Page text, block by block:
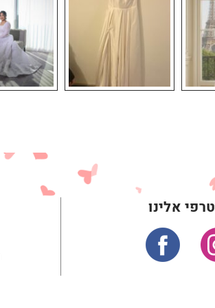
אלינו